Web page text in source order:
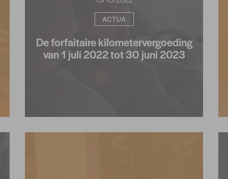
ACTUA
De forfaitaire kilometervergoeding
van 1 juli 2022 tot 30 juni 2023